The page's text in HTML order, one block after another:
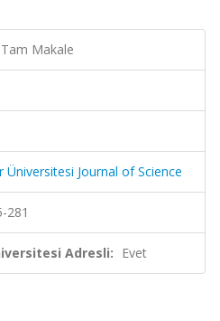
Makale
Üniversitesi Journal of Science
281
Adresli: Evet